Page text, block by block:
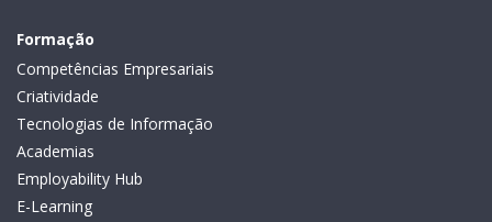
Formação
Competências Empresariais
Criatividade
Tecnologias de Informação
Academias
Employability Hub
E-Learning